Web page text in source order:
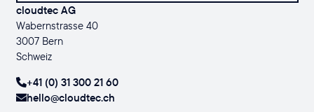
cloudtec AG
Wabernstrasse 40
3007 Bern
Schweiz
+41 (0) 31 300 21 60
hello@cloudtec.ch